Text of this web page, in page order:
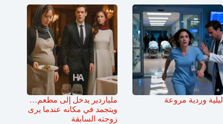
ليلية وردية مروعة
ملياردير يدخل إلى مطعم…
ويتجمد في مكانه عندما يرى
زوجته السابقة